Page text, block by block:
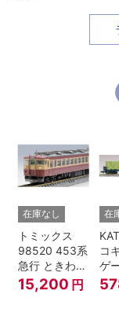
模型
在庫なし
トミックス
98520 453系
急行 ときわ
基本4両セッ
ト Nゲージ
15,200 円
在
コ
ゲ